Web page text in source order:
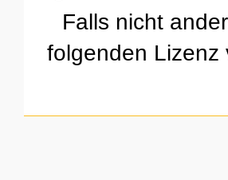
Falls nicht
folgenden